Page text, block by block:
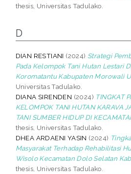
thesis, Universitas Tadulako.
D
DIAN RESTIANI (2024) Strategi
Pada Kelompok Tani Hutan Lestari
Koromatantu Kabupaten Morowali
Universitas Tadulako.
DIANA SIRENDEN (2024) TINGKAT
KELOMPOK TANI HUTAN KARAVA
TANI SUMBER HIDUP DI
thesis, Universitas Tadulako.
DHEA ARDAENI YASIN (2024)
Masyarakat Terhadap Rehabilitasi
Wisolo Kecamatan Dolo Selatan
thesis, Universitas Tadulako.